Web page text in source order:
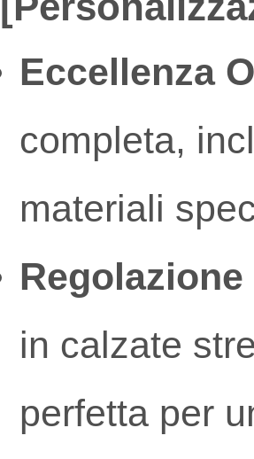
Eccellenza
completa,
materiali
in calzate
perfetta per